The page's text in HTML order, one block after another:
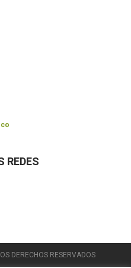
REDES
DERECHOS RESERVADOS